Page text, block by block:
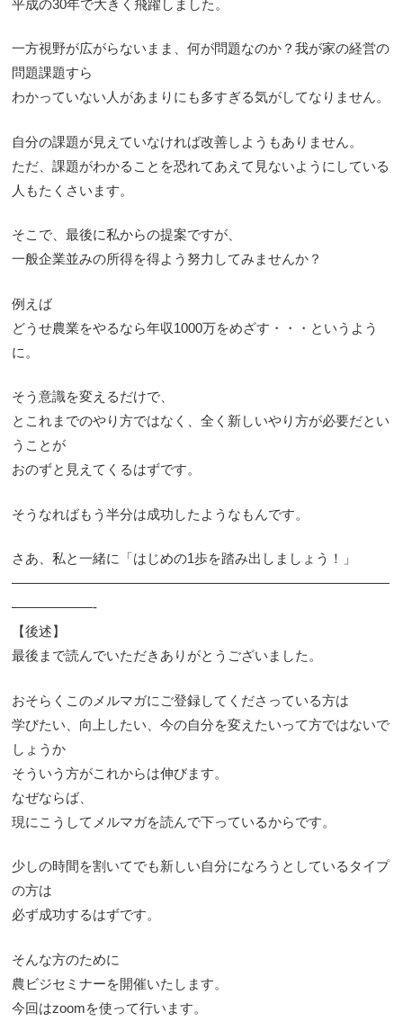
平成の30年で大きく飛躍しました。
一方視野が広がらないまま、何が問題なのか？我が家の経営の
問題課題すら
わかっていない人があまりにも多すぎる気がしてなりません。
自分の課題が見えていなければ改善しようもありません。
ただ、課題がわかることを恐れてあえて見ないようにしている
人もたくさいます。
そこで、最後に私からの提案ですが、
一般企業並みの所得を得よう努力してみませんか？
例えば
どうせ農業をやるなら年収1000万をめざす・・・というよう
に。
そう意識を変えるだけで、
とこれまでのやり方ではなく、全く新しいやり方が必要だとい
うことが
おのずと見えてくるはずです。
そうなればもう半分は成功したようなもんです。
さあ、私と一緒に「はじめの1歩を踏み出しましょう！」
————————————————————————————
——————-
【後述】
最後まで読んでいただきありがとうございました。
おそらくこのメルマガにご登録してくださっている方は
学びたい、向上したい、今の自分を変えたいって方ではないで
しょうか
そういう方がこれからは伸びます。
なぜならば、
現にこうしてメルマガを読んで下っているからです。
少しの時間を割いてでも新しい自分になろうとしているタイプ
の方は
必ず成功するはずです。
そんな方のために
農ビジセミナーを開催いたします。
今回はzoomを使って行います。